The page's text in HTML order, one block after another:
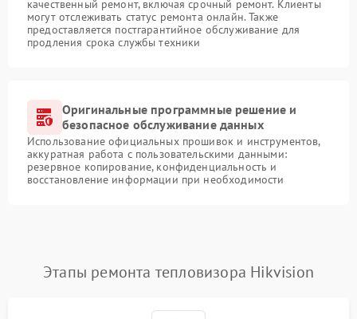
качественный ремонт, включая срочный ремонт. Клиенты
могут отслеживать статус ремонта онлайн. Также
предоставляется постгарантийное обслуживание для
продления срока службы техники
Оригинальные программные решение и
безопасное обслуживание данных
Использование официальных прошивок и инструментов,
аккуратная работа с пользовательскими данными:
резервное копирование, конфиденциальность и
восстановление информации при необходимости
Этапы ремонта тепловизора Hikvision